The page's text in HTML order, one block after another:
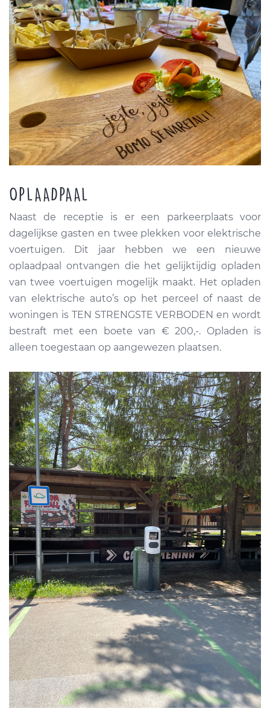
OPLAADPAAL
Naast de receptie is er een parkeerplaats voor
dagelijkse gasten en twee plekken voor elektrische
voertuigen. Dit jaar hebben we een nieuwe
oplaadpaal ontvangen die het gelijktijdig opladen
van twee voertuigen mogelijk maakt. Het opladen
van elektrische auto’s op het perceel of naast de
woningen is TEN STRENGSTE VERBODEN en wordt
bestraft met een boete van € 200,-. Opladen is
alleen toegestaan ​​op aangewezen plaatsen.